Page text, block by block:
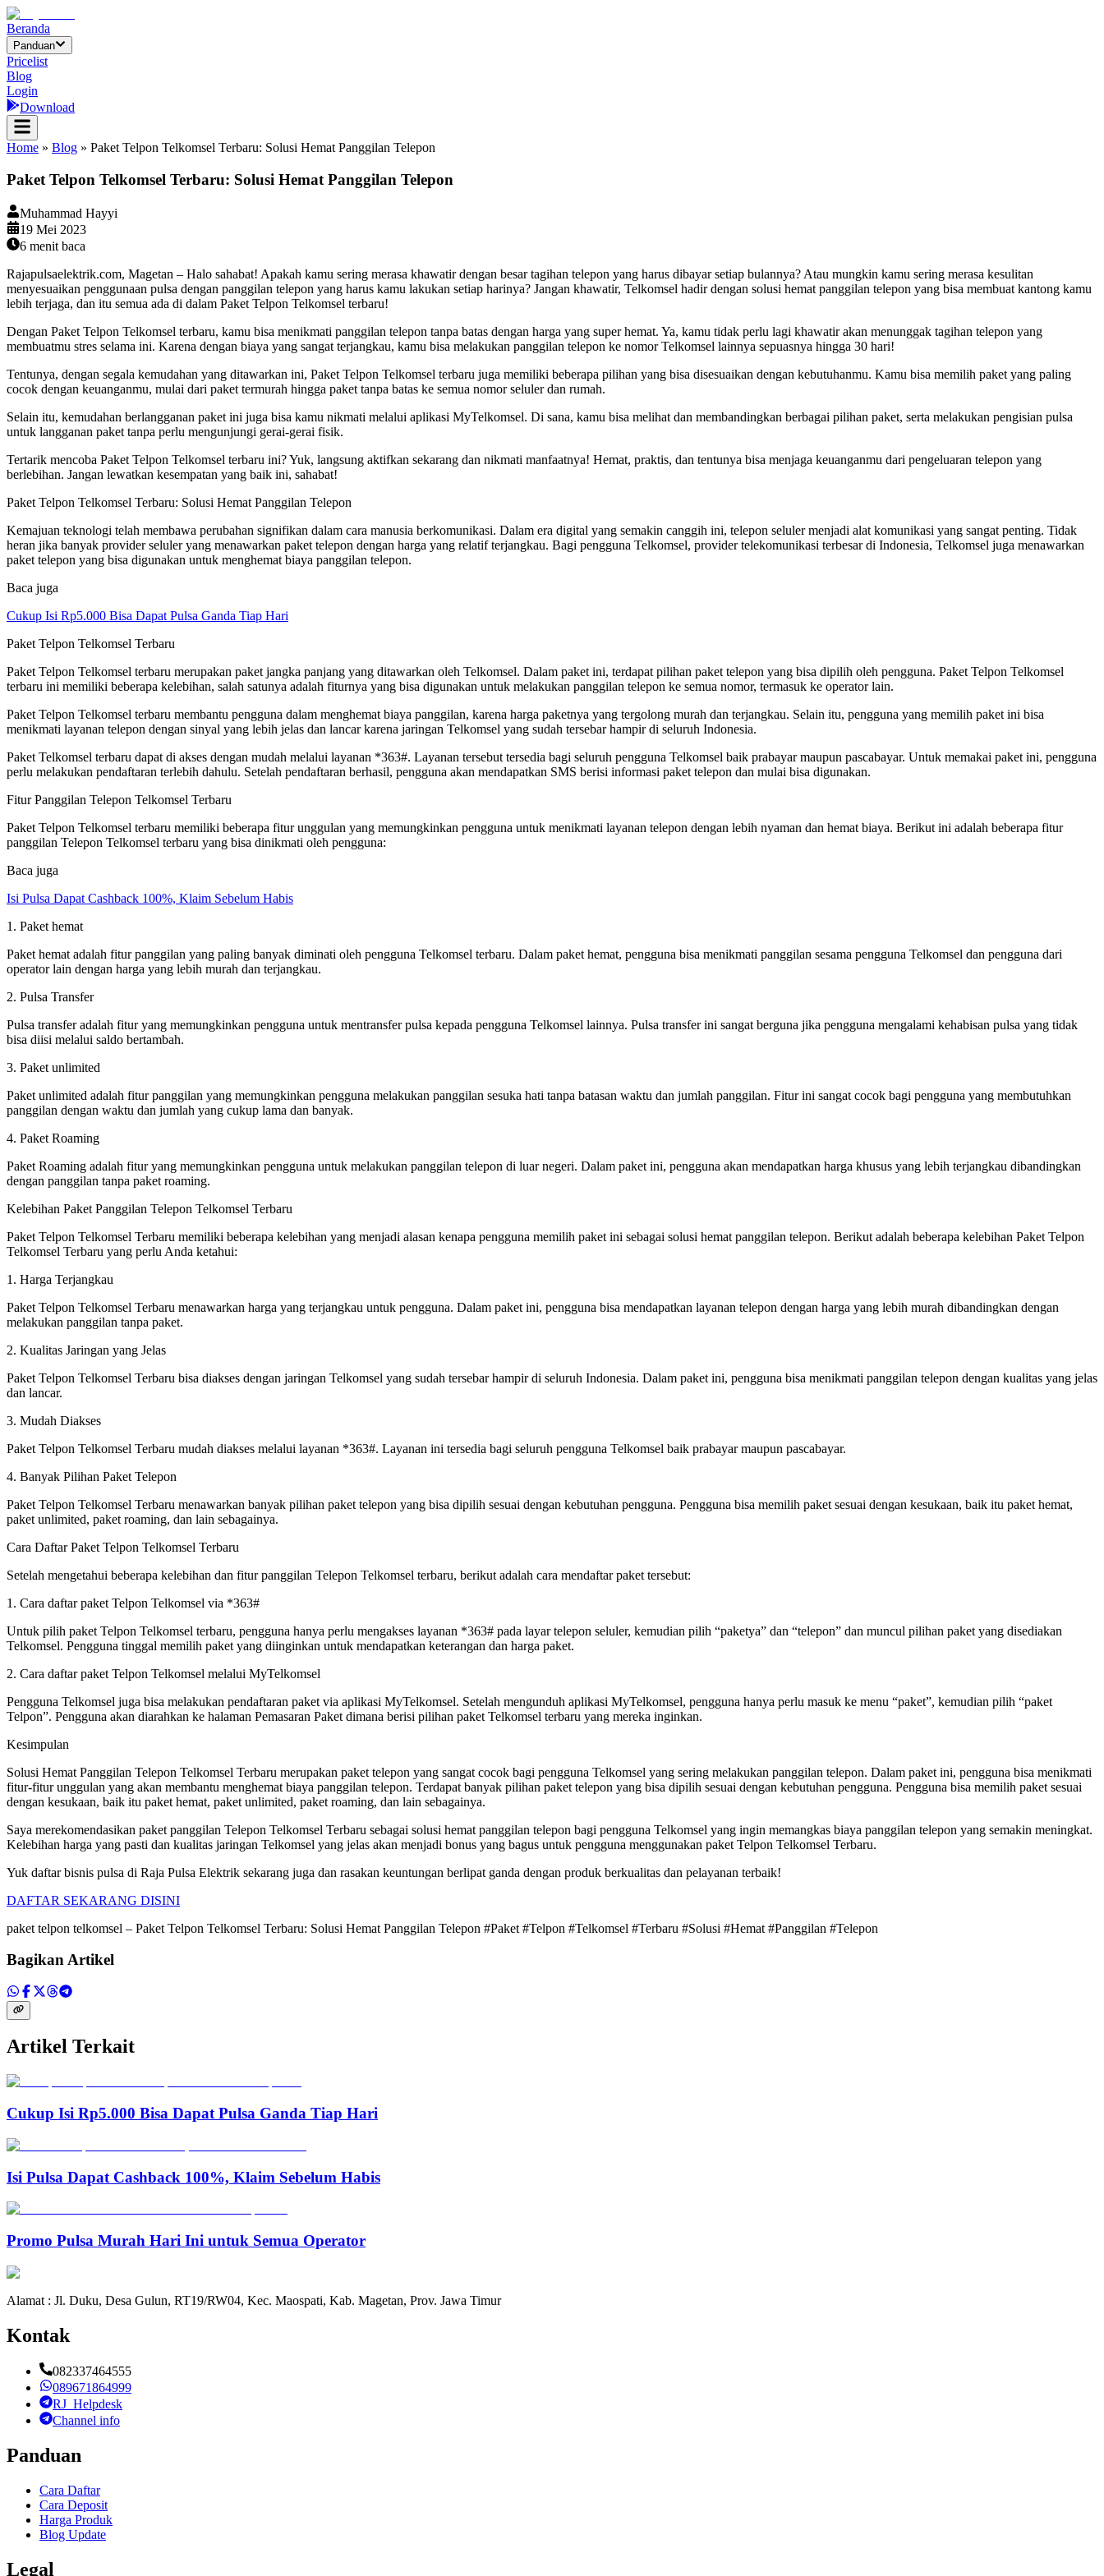
Beranda
Panduan
Pricelist
Blog
Login
Download
Home » Blog » Paket Telpon Telkomsel Terbaru: Solusi Hemat Panggilan Telepon
Paket Telpon Telkomsel Terbaru: Solusi Hemat Panggilan Telepon
Muhammad Hayyi
19 Mei 2023
6 menit baca
Rajapulsaelektrik.com, Magetan – Halo sahabat! Apakah kamu sering merasa khawatir dengan besar tagihan telepon yang harus dibayar setiap bulannya? Atau mungkin kamu sering merasa kesulitan
menyesuaikan penggunaan pulsa dengan panggilan telepon yang harus kamu lakukan setiap harinya? Jangan khawatir, Telkomsel hadir dengan solusi hemat panggilan telepon yang bisa membuat kantong kamu
lebih terjaga, dan itu semua ada di dalam Paket Telpon Telkomsel terbaru!
Dengan Paket Telpon Telkomsel terbaru, kamu bisa menikmati panggilan telepon tanpa batas dengan harga yang super hemat. Ya, kamu tidak perlu lagi khawatir akan menunggak tagihan telepon yang
membuatmu stres selama ini. Karena dengan biaya yang sangat terjangkau, kamu bisa melakukan panggilan telepon ke nomor Telkomsel lainnya sepuasnya hingga 30 hari!
Tentunya, dengan segala kemudahan yang ditawarkan ini, Paket Telpon Telkomsel terbaru juga memiliki beberapa pilihan yang bisa disesuaikan dengan kebutuhanmu. Kamu bisa memilih paket yang paling
cocok dengan keuanganmu, mulai dari paket termurah hingga paket tanpa batas ke semua nomor seluler dan rumah.
Selain itu, kemudahan berlangganan paket ini juga bisa kamu nikmati melalui aplikasi MyTelkomsel. Di sana, kamu bisa melihat dan membandingkan berbagai pilihan paket, serta melakukan pengisian pulsa
untuk langganan paket tanpa perlu mengunjungi gerai-gerai fisik.
Tertarik mencoba Paket Telpon Telkomsel terbaru ini? Yuk, langsung aktifkan sekarang dan nikmati manfaatnya! Hemat, praktis, dan tentunya bisa menjaga keuanganmu dari pengeluaran telepon yang
berlebihan. Jangan lewatkan kesempatan yang baik ini, sahabat!
Paket Telpon Telkomsel Terbaru: Solusi Hemat Panggilan Telepon
Kemajuan teknologi telah membawa perubahan signifikan dalam cara manusia berkomunikasi. Dalam era digital yang semakin canggih ini, telepon seluler menjadi alat komunikasi yang sangat penting. Tidak
heran jika banyak provider seluler yang menawarkan paket telepon dengan harga yang relatif terjangkau. Bagi pengguna Telkomsel, provider telekomunikasi terbesar di Indonesia, Telkomsel juga menawarkan
paket telepon yang bisa digunakan untuk menghemat biaya panggilan telepon.
Baca juga
Cukup Isi Rp5.000 Bisa Dapat Pulsa Ganda Tiap Hari
Paket Telpon Telkomsel Terbaru
Paket Telpon Telkomsel terbaru merupakan paket jangka panjang yang ditawarkan oleh Telkomsel. Dalam paket ini, terdapat pilihan paket telepon yang bisa dipilih oleh pengguna. Paket Telpon Telkomsel
terbaru ini memiliki beberapa kelebihan, salah satunya adalah fiturnya yang bisa digunakan untuk melakukan panggilan telepon ke semua nomor, termasuk ke operator lain.
Paket Telpon Telkomsel terbaru membantu pengguna dalam menghemat biaya panggilan, karena harga paketnya yang tergolong murah dan terjangkau. Selain itu, pengguna yang memilih paket ini bisa
menikmati layanan telepon dengan sinyal yang lebih jelas dan lancar karena jaringan Telkomsel yang sudah tersebar hampir di seluruh Indonesia.
Paket Telkomsel terbaru dapat di akses dengan mudah melalui layanan *363#. Layanan tersebut tersedia bagi seluruh pengguna Telkomsel baik prabayar maupun pascabayar. Untuk memakai paket ini, pengguna
perlu melakukan pendaftaran terlebih dahulu. Setelah pendaftaran berhasil, pengguna akan mendapatkan SMS berisi informasi paket telepon dan mulai bisa digunakan.
Fitur Panggilan Telepon Telkomsel Terbaru
Paket Telpon Telkomsel terbaru memiliki beberapa fitur unggulan yang memungkinkan pengguna untuk menikmati layanan telepon dengan lebih nyaman dan hemat biaya. Berikut ini adalah beberapa fitur
panggilan Telepon Telkomsel terbaru yang bisa dinikmati oleh pengguna:
Baca juga
Isi Pulsa Dapat Cashback 100%, Klaim Sebelum Habis
1. Paket hemat
Paket hemat adalah fitur panggilan yang paling banyak diminati oleh pengguna Telkomsel terbaru. Dalam paket hemat, pengguna bisa menikmati panggilan sesama pengguna Telkomsel dan pengguna dari
operator lain dengan harga yang lebih murah dan terjangkau.
2. Pulsa Transfer
Pulsa transfer adalah fitur yang memungkinkan pengguna untuk mentransfer pulsa kepada pengguna Telkomsel lainnya. Pulsa transfer ini sangat berguna jika pengguna mengalami kehabisan pulsa yang tidak
bisa diisi melalui saldo bertambah.
3. Paket unlimited
Paket unlimited adalah fitur panggilan yang memungkinkan pengguna melakukan panggilan sesuka hati tanpa batasan waktu dan jumlah panggilan. Fitur ini sangat cocok bagi pengguna yang membutuhkan
panggilan dengan waktu dan jumlah yang cukup lama dan banyak.
4. Paket Roaming
Paket Roaming adalah fitur yang memungkinkan pengguna untuk melakukan panggilan telepon di luar negeri. Dalam paket ini, pengguna akan mendapatkan harga khusus yang lebih terjangkau dibandingkan
dengan panggilan tanpa paket roaming.
Kelebihan Paket Panggilan Telepon Telkomsel Terbaru
Paket Telpon Telkomsel Terbaru memiliki beberapa kelebihan yang menjadi alasan kenapa pengguna memilih paket ini sebagai solusi hemat panggilan telepon. Berikut adalah beberapa kelebihan Paket Telpon
Telkomsel Terbaru yang perlu Anda ketahui:
1. Harga Terjangkau
Paket Telpon Telkomsel Terbaru menawarkan harga yang terjangkau untuk pengguna. Dalam paket ini, pengguna bisa mendapatkan layanan telepon dengan harga yang lebih murah dibandingkan dengan
melakukan panggilan tanpa paket.
2. Kualitas Jaringan yang Jelas
Paket Telpon Telkomsel Terbaru bisa diakses dengan jaringan Telkomsel yang sudah tersebar hampir di seluruh Indonesia. Dalam paket ini, pengguna bisa menikmati panggilan telepon dengan kualitas yang jelas
dan lancar.
3. Mudah Diakses
Paket Telpon Telkomsel Terbaru mudah diakses melalui layanan *363#. Layanan ini tersedia bagi seluruh pengguna Telkomsel baik prabayar maupun pascabayar.
4. Banyak Pilihan Paket Telepon
Paket Telpon Telkomsel Terbaru menawarkan banyak pilihan paket telepon yang bisa dipilih sesuai dengan kebutuhan pengguna. Pengguna bisa memilih paket sesuai dengan kesukaan, baik itu paket hemat,
paket unlimited, paket roaming, dan lain sebagainya.
Cara Daftar Paket Telpon Telkomsel Terbaru
Setelah mengetahui beberapa kelebihan dan fitur panggilan Telepon Telkomsel terbaru, berikut adalah cara mendaftar paket tersebut:
1. Cara daftar paket Telpon Telkomsel via *363#
Untuk pilih paket Telpon Telkomsel terbaru, pengguna hanya perlu mengakses layanan *363# pada layar telepon seluler, kemudian pilih “paketya” dan “telepon” dan muncul pilihan paket yang disediakan
Telkomsel. Pengguna tinggal memilih paket yang diinginkan untuk mendapatkan keterangan dan harga paket.
2. Cara daftar paket Telpon Telkomsel melalui MyTelkomsel
Pengguna Telkomsel juga bisa melakukan pendaftaran paket via aplikasi MyTelkomsel. Setelah mengunduh aplikasi MyTelkomsel, pengguna hanya perlu masuk ke menu “paket”, kemudian pilih “paket
Telpon”. Pengguna akan diarahkan ke halaman Pemasaran Paket dimana berisi pilihan paket Telkomsel terbaru yang mereka inginkan.
Kesimpulan
Solusi Hemat Panggilan Telepon Telkomsel Terbaru merupakan paket telepon yang sangat cocok bagi pengguna Telkomsel yang sering melakukan panggilan telepon. Dalam paket ini, pengguna bisa menikmati
fitur-fitur unggulan yang akan membantu menghemat biaya panggilan telepon. Terdapat banyak pilihan paket telepon yang bisa dipilih sesuai dengan kebutuhan pengguna. Pengguna bisa memilih paket sesuai
dengan kesukaan, baik itu paket hemat, paket unlimited, paket roaming, dan lain sebagainya.
Saya merekomendasikan paket panggilan Telepon Telkomsel Terbaru sebagai solusi hemat panggilan telepon bagi pengguna Telkomsel yang ingin memangkas biaya panggilan telepon yang semakin meningkat.
Kelebihan harga yang pasti dan kualitas jaringan Telkomsel yang jelas akan menjadi bonus yang bagus untuk pengguna menggunakan paket Telpon Telkomsel Terbaru.
Yuk daftar bisnis pulsa di Raja Pulsa Elektrik sekarang juga dan rasakan keuntungan berlipat ganda dengan produk berkualitas dan pelayanan terbaik!
DAFTAR SEKARANG DISINI
paket telpon telkomsel – Paket Telpon Telkomsel Terbaru: Solusi Hemat Panggilan Telepon #Paket #Telpon #Telkomsel #Terbaru #Solusi #Hemat #Panggilan #Telepon
Bagikan Artikel
Artikel Terkait
Cukup Isi Rp5.000 Bisa Dapat Pulsa Ganda Tiap Hari
Isi Pulsa Dapat Cashback 100%, Klaim Sebelum Habis
Promo Pulsa Murah Hari Ini untuk Semua Operator
Alamat : Jl. Duku, Desa Gulun, RT19/RW04, Kec. Maospati, Kab. Magetan, Prov. Jawa Timur
Kontak
082337464555
089671864999
RJ_Helpdesk
Channel info
Panduan
Cara Daftar
Cara Deposit
Harga Produk
Blog Update
Legal